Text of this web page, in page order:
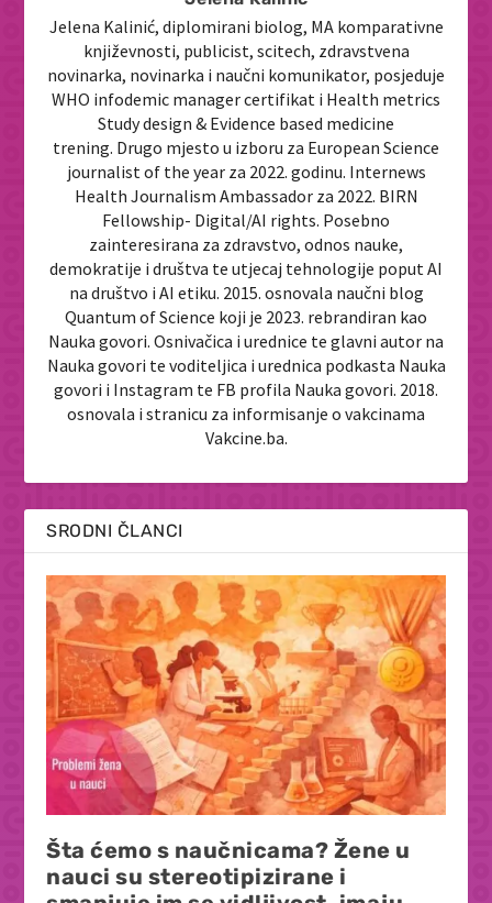
Jelena Kalinić, diplomirani biolog, MA komparativne
književnosti, publicist, scitech, zdravstvena
novinarka, novinarka i naučni komunikator, posjeduje
WHO infodemic manager certifikat i Health metrics
Study design & Evidence based medicine
trening. Drugo mjesto u izboru za European Science
journalist of the year za 2022. godinu. Internews
Health Journalism Ambassador za 2022. BIRN
Fellowship- Digital/AI rights. Posebno
zainteresirana za zdravstvo, odnos nauke,
demokratije i društva te utjecaj tehnologije poput AI
na društvo i AI etiku. 2015. osnovala naučni blog
Quantum of Science koji je 2023. rebrandiran kao
Nauka govori. Osnivačica i urednice te glavni autor na
Nauka govori te voditeljica i urednica podkasta Nauka
govori i Instagram te FB profila Nauka govori. 2018.
osnovala i stranicu za informisanje o vakcinama
Vakcine.ba.
SRODNI ČLANCI
Šta ćemo s naučnicama? Žene u
nauci su stereotipizirane i